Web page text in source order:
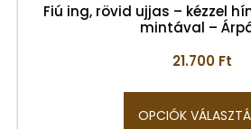
Fiú ing, rövid ujjas – kézzel
mintával –
21.700 Ft
OPCIÓK